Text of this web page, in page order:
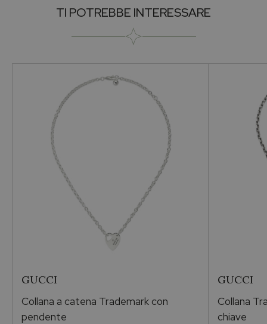
Si
ECHO PALUMBO & GIGANTE
Collezione
Madreperla
Genere
TI POTREBBE INTERESSARE
GUCCI
Collana a catena Trademark con
pendente
GUCCI
Collana
chiave